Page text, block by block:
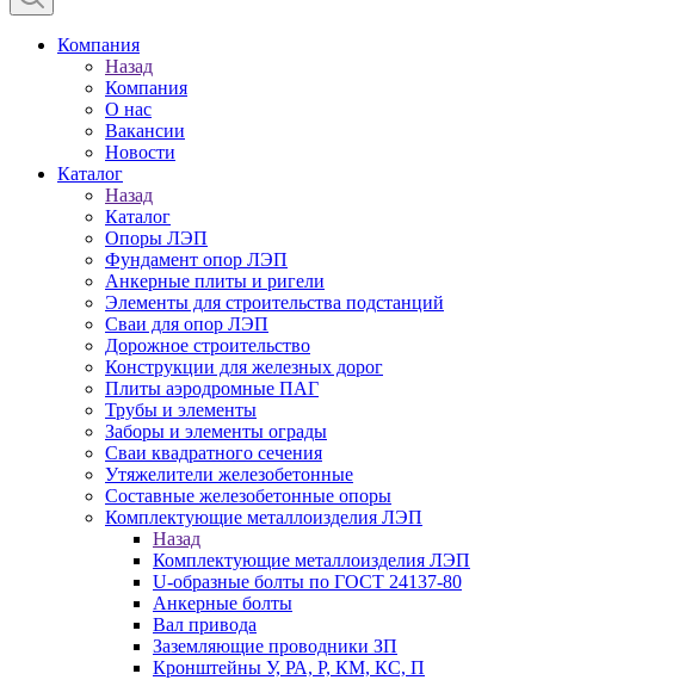
Компания
Назад
Компания
О нас
Вакансии
Новости
Каталог
Назад
Каталог
Опоры ЛЭП
Фундамент опор ЛЭП
Анкерные плиты и ригели
Элементы для строительства подстанций
Сваи для опор ЛЭП
Дорожное строительство
Конструкции для железных дорог
Плиты аэродромные ПАГ
Трубы и элементы
Заборы и элементы ограды
Сваи квадратного сечения
Утяжелители железобетонные
Составные железобетонные опоры
Комплектующие металлоизделия ЛЭП
Назад
Комплектующие металлоизделия ЛЭП
U-образные болты по ГОСТ 24137-80
Анкерные болты
Вал привода
Заземляющие проводники ЗП
Кронштейны У, РА, Р, КМ, КС, П